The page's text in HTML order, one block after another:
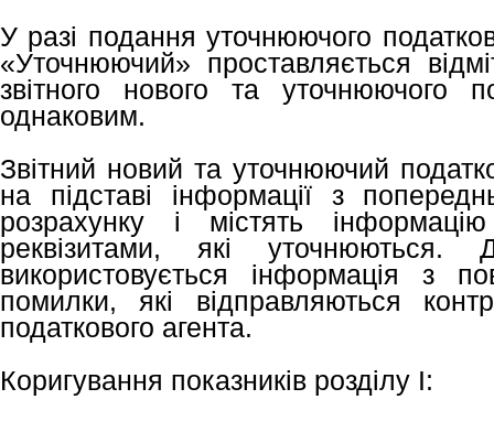
У разі подання уточнюючого
«Уточнюючий» проставляється
звітного нового та уточнюючого
однаковим.
Звітний новий та уточнюючий
на підставі інформації з
розрахунку і містять
реквізитами, які
використовується інформація з
помилки, які відправляються
податкового агента.
Коригування показників розділу I: